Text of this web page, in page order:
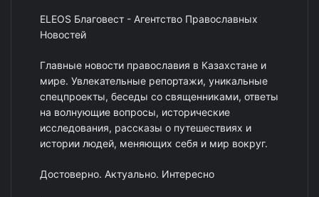
ELEOS Благовест - Агентство Православных
Новостей
Главные новости православия в Казахстане и
мире. Увлекательные репортажи, уникальные
спецпроекты, беседы со священниками, ответы
на волнующие вопросы, исторические
исследования, рассказы о путешествиях и
истории людей, меняющих себя и мир вокруг.
Достоверно. Актуально. Интересно